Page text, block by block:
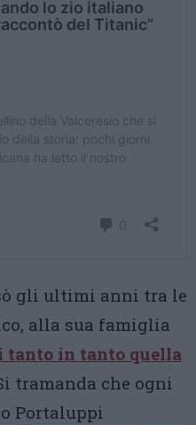
gli ultimi anni tra le
alla sua famiglia
tanto in tanto quella
tramanda che ogni
Portaluppi